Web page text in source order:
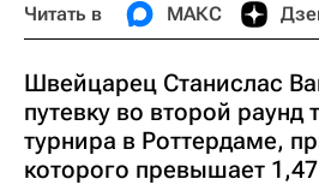
Читать в МАКС
Швейцарец Станислас
путевку во второй раунд
турнира в Роттердаме,
которого превышает